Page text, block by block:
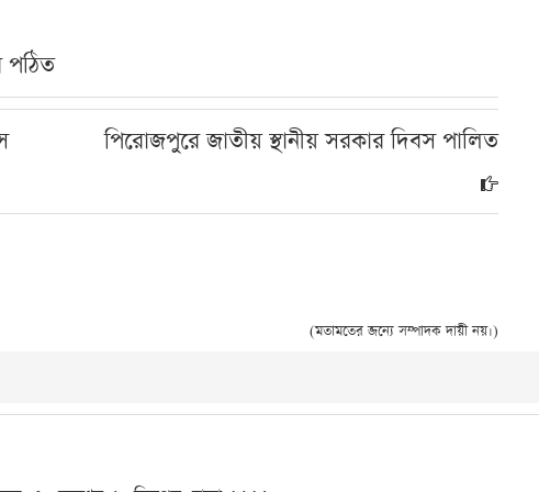
পিরোজপুরে জাতীয় স্থানীয় সরকার দিবস পালিত
(মতামতের জন্যে সম্পাদক দায়ী নয়।)